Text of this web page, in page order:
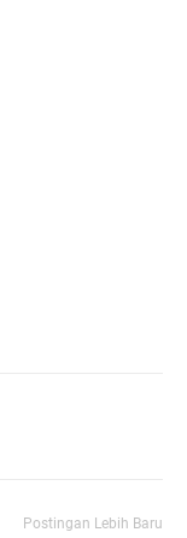
Postingan Lebih Baru